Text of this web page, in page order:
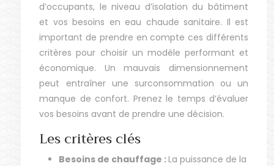
d’occupants, le niveau d’isolation du bâtiment
et vos besoins en eau chaude sanitaire. Il est
important de prendre en compte ces différents
critères pour choisir un modèle performant et
économique. Un mauvais dimensionnement
peut entraîner une surconsommation ou un
manque de confort. Prenez le temps d’évaluer
vos besoins avant de prendre une décision.
Les critères clés
Besoins de chauffage :La puissance de la